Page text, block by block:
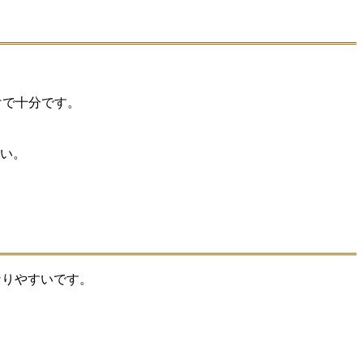
十分です。
。
やすいです。